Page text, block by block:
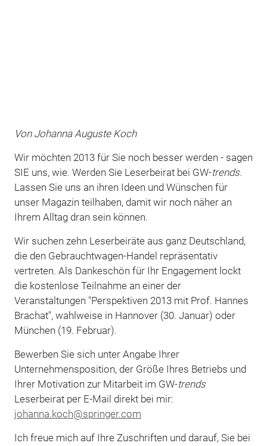
Von Johanna Auguste Koch
Wir möchten 2013 für Sie noch besser werden - sagen
SIE uns, wie. Werden Sie Leserbeirat bei GW-trends.
Lassen Sie uns an ihren Ideen und Wünschen für
unser Magazin teilhaben, damit wir noch näher an
Ihrem Alltag dran sein können.
Wir suchen zehn Leserbeiräte aus ganz Deutschland,
die den Gebrauchtwagen-Handel repräsentativ
vertreten. Als Dankeschön für Ihr Engagement lockt
die kostenlose Teilnahme an einer der
Veranstaltungen "Perspektiven 2013 mit Prof. Hannes
Brachat", wahlweise in Hannover (30. Januar) oder
München (19. Februar).
Bewerben Sie sich unter Angabe Ihrer
Unternehmensposition, der Größe Ihres Betriebs und
Ihrer Motivation zur Mitarbeit im GW-trends
Leserbeirat per E-Mail direkt bei mir:
johanna.koch@springer.com
Ich freue mich auf Ihre Zuschriften und darauf, Sie bei